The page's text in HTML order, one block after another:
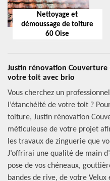
Nettoyage et
démoussage de toiture
60 Oise
Justin rénovation Couverture
votre toit avec brio
Vous cherchez un
l’étanchéité de votre toit ?
toiture, Justin rénovation
méticuleuse de votre projet
les travaux de zinguerie que
J’offrirai une qualité de main
pose de vos chéneaux,
bandes de rive, de votre